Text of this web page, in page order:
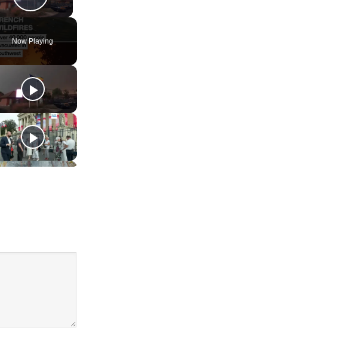
Play Video
Now Playing